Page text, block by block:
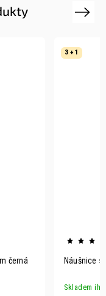
černá
3 + 1
Náušnice
Skladem
Next